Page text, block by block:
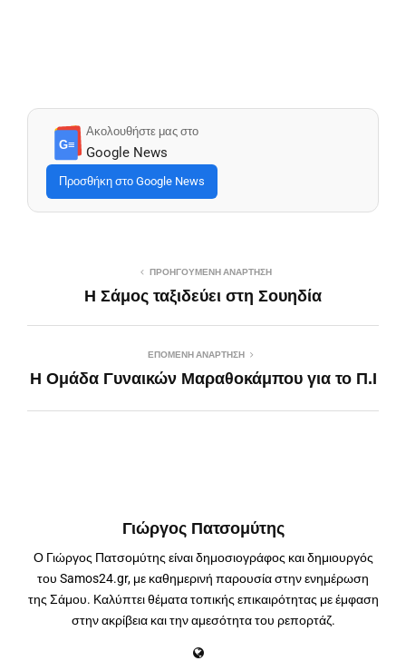
G≡
Ακολουθήστε μας στο
Google News
Προσθήκη στο Google News
ΠΡΟΗΓΟΎΜΕΝΗ ΑΝΆΡΤΗΣΗ
Η Σάμος ταξιδεύει στη Σουηδία
ΕΠΌΜΕΝΗ ΑΝΆΡΤΗΣΗ
Η Ομάδα Γυναικών Μαραθοκάμπου για το Π.Ι
Γιώργος Πατσομύτης
Ο Γιώργος Πατσομύτης είναι δημοσιογράφος και δημιουργός
του Samos24.gr, με καθημερινή παρουσία στην ενημέρωση
της Σάμου. Καλύπτει θέματα τοπικής επικαιρότητας με έμφαση
στην ακρίβεια και την αμεσότητα του ρεπορτάζ.